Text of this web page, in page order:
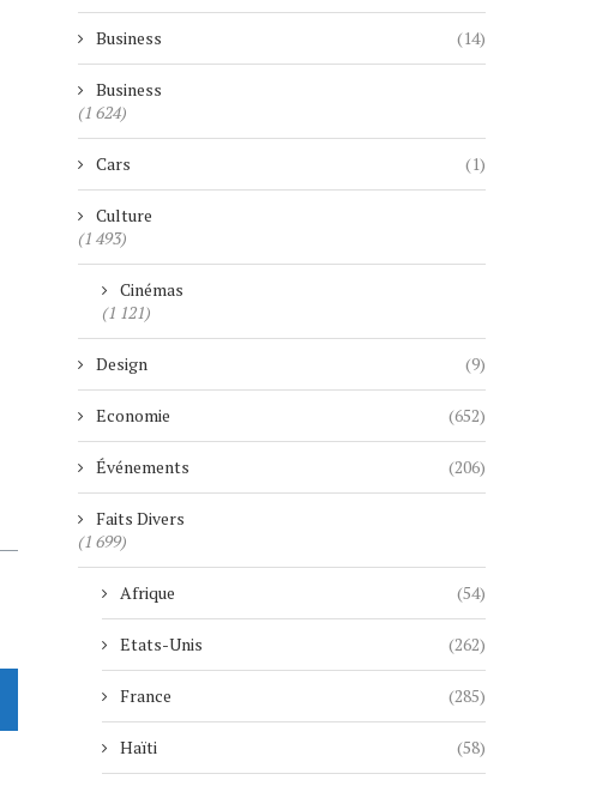
Business (14)
Business
(1 624)
Cars (1)
Culture
(1 493)
Cinémas
(1 121)
Design (9)
Economie (652)
Événements (206)
Faits Divers
(1 699)
Afrique (54)
Etats-Unis (262)
France (285)
Haïti (58)